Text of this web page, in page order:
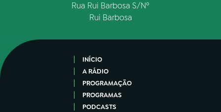
Rua Rui Barbosa S/Nº
Rui Barbosa
INÍCIO
A RÁDIO
PROGRAMAÇÃO
PROGRAMAS
PODCASTS